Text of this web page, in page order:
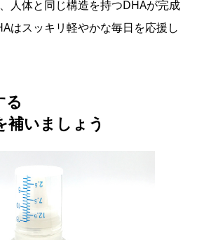
人体と同じ構造を持つDHAが完成
はスッキリ軽やかな毎日を応援し
る
補いましょう